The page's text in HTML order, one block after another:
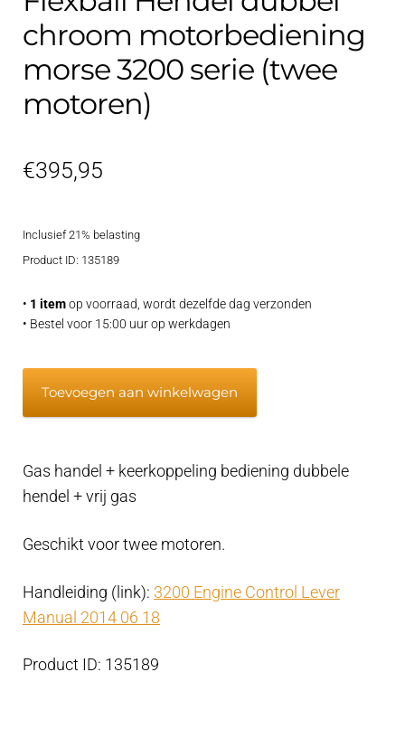
chroom motorbediening
morse 3200 serie (twee
motoren)
€395,95
Inclusief 21% belasting
Product ID: 135189
• 1 itemop voorraad, wordt dezelfde dag verzonden
• Bestel voor 15:00 uur op werkdagen
motorbediening
morse
serie
(twee
motoren)
Toevoegen aan winkelwagen
Gas handel + keerkoppeling bediening dubbele
hendel + vrij gas
Geschikt voor twee motoren.
Handleiding (link): 3200 Engine Control Lever
Manual 2014 06 18
Product ID: 135189